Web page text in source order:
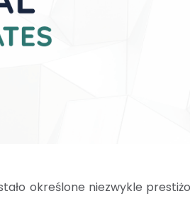
określone niezwykle